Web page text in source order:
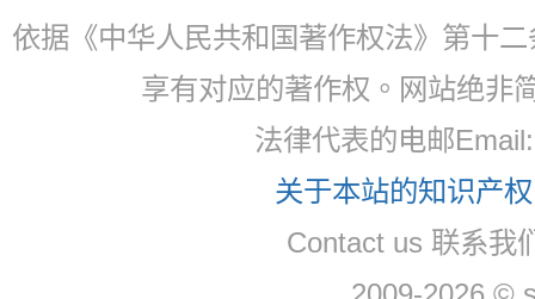
依据《中华人民共和国著作权法》第十
享有对应的著作权。网站绝非
法律代表的电邮
关于本站的知识产
Contact us 联系我